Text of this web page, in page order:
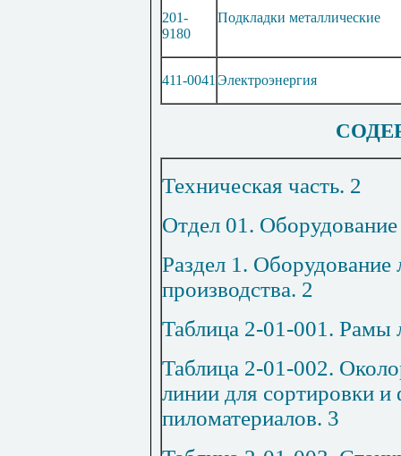
201-
9180
Подкладки металлические
411-0041 Электроэнергия
Техническая часть. 2
Отдел 01.
Раздел 1. Оборудование
производства. 2
Таблица 2-01-001. Рамы
Таблица 2-01-002.
линии для сортировки
пиломатериалов. 3